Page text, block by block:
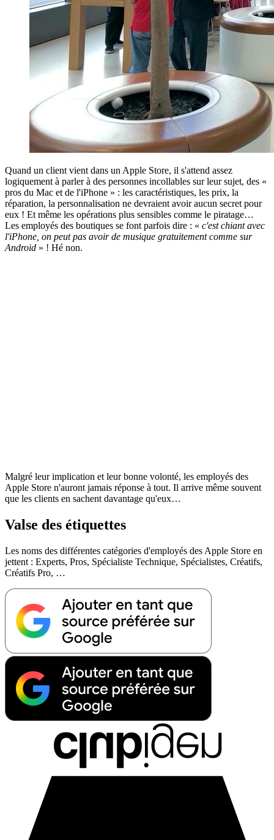
Quand un client vient dans un Apple Store, il s'attend assez
logiquement à parler à des personnes incollables sur leur sujet, des «
pros du Mac et de l'iPhone » : les caractéristiques, les prix, la
réparation, la personnalisation ne devraient avoir aucun secret pour
eux ! Et même les opérations plus sensibles comme le piratage…
Les employés des boutiques se font parfois dire : « c'est chiant avec
l'iPhone, on peut pas avoir de musique gratuitement comme sur
Android » ! Hé non.
Malgré leur implication et leur bonne volonté, les employés des
Apple Store n'auront jamais réponse à tout. Il arrive même souvent
que les clients en sachent davantage qu'eux…
Valse des étiquettes
Les noms des différentes catégories d'employés des Apple Store en
jettent : Experts, Pros, Spécialiste Technique, Spécialistes, Créatifs,
Créatifs Pro, …